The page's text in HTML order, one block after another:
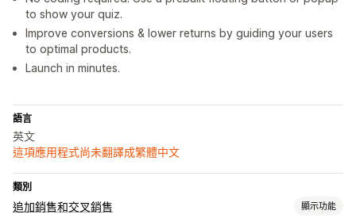
to show your quiz.
Improve conversions & lower returns by guiding your users
to optimal products.
Launch in minutes.
語言
英文
這項應用程式尚未翻譯成繁體中文
類別
追加銷售和交叉銷售 顯示功能